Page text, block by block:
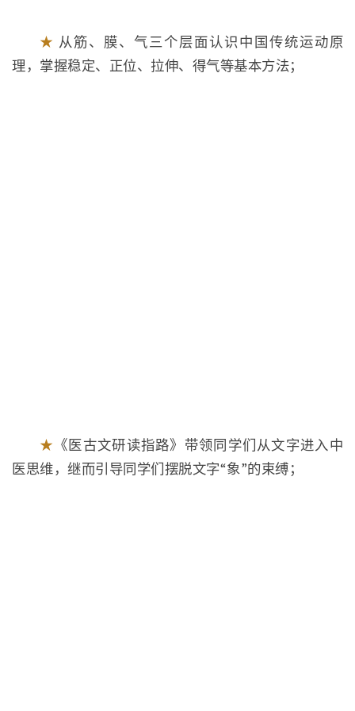
★ 从筋、膜、气三个层面认识中国传统运动原
理，掌握稳定、正位、拉伸、得气等基本方法；
★ 《医古文研读指路》带领同学们从文字进入中
医思维，继而引导同学们摆脱文字“象”的束缚；